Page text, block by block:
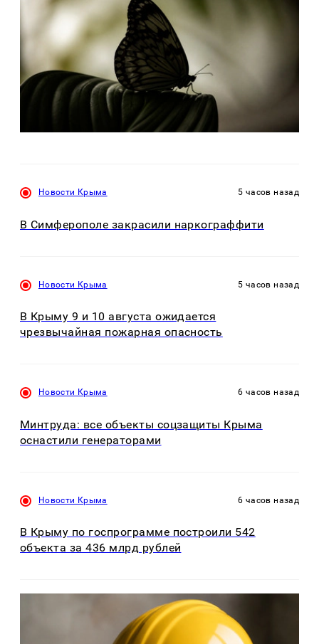
Новости Крыма 5 часов назад
В Симферополе закрасили наркограффити
Новости Крыма 5 часов назад
В Крыму 9 и 10 августа ожидается
чрезвычайная пожарная опасность
Новости Крыма 6 часов назад
Минтруда: все объекты соцзащиты Крыма
оснастили генераторами
Новости Крыма 6 часов назад
В Крыму по госпрограмме построили 542
объекта за 436 млрд рублей